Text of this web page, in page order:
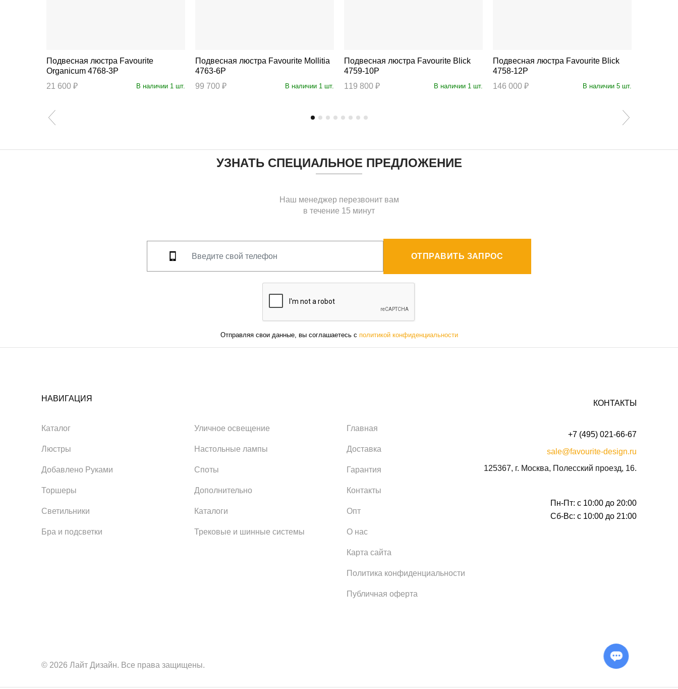
Подвесная люстра Favourite
Organicum 4768-3P
21 600 ₽
В наличии 1 шт.
Подвесная люстра Favourite Mollitia
4763-6P
99 700 ₽
В наличии 1 шт.
Подвесная люстра Favourite Blick
4759-10P
119 800 ₽
В наличии 1 шт.
Подвесная люстра Favourite Blick
4758-12P
146 000 ₽
В наличии 5 шт.
УЗНАТЬ СПЕЦИАЛЬНОЕ ПРЕДЛОЖЕНИЕ
Наш менеджер перезвонит вам
в течение 15 минут
ОТПРАВИТЬ ЗАПРОС
Отправляя свои данные, вы соглашаетесь с политикой конфиденциальности
НАВИГАЦИЯ
Каталог
Люстры
Добавлено Руками
Торшеры
Светильники
Бра и подсветки
Уличное освещение
Настольные лампы
Споты
Дополнительно
Каталоги
Трековые и шинные системы
Главная
Доставка
Гарантия
Контакты
Опт
О нас
Карта сайта
Политика конфиденциальности
Публичная оферта
КОНТАКТЫ
+7 (495) 021-66-67
sale@favourite-design.ru
125367, г. Москва, Полесский проезд, 16.
Пн-Пт: с 10:00 до 20:00
Сб-Вс: с 10:00 до 21:00
© 2026 Лайт Дизайн. Все права защищены.